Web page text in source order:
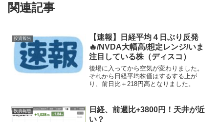
関連記事
投資報告
【速報】日経平均４日ぶり反発
🔥/NVDA大幅高/想定レンジ/いま
注目している株（ディスコ）
後場に入ってから空気が変わりました。
それから日経平均株価はするする上が
り、前日比＋218円高となりました。
投資報告
日経、前週比+3800円！天井が近
い？